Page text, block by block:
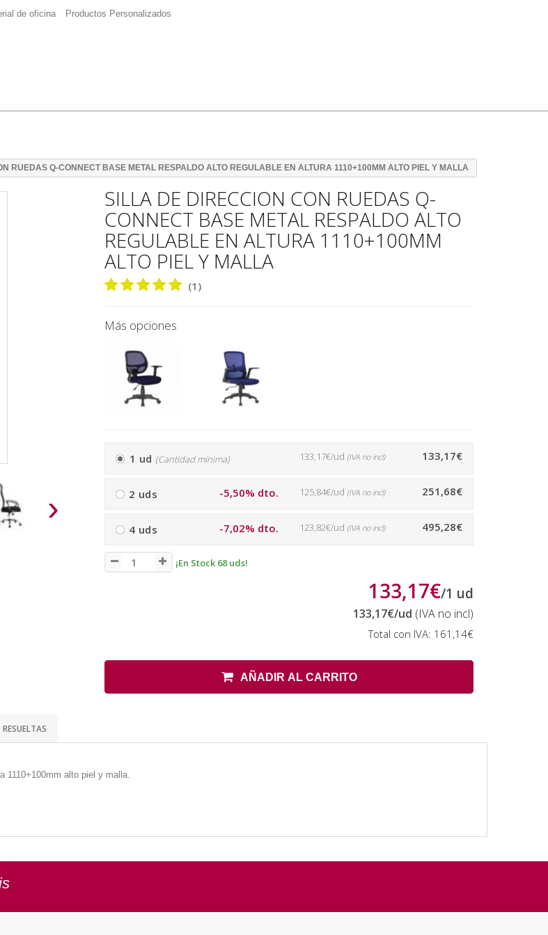
de oficina Productos Personalizados
RUEDAS Q-CONNECT BASE METAL RESPALDO ALTO REGULABLE EN ALTURA 1110+100MM ALTO PIEL Y MALLA
›
SILLA DE DIRECCION CON RUEDAS Q-
CONNECT BASE METAL RESPALDO ALTO
REGULABLE EN ALTURA 1110+100MM
ALTO PIEL Y MALLA
(1)
Más opciones
1 ud (Cantidad mínima) 133,17€
133,17€/ud (IVA no incl)
2 uds -5,50% dto. 251,68€
125,84€/ud (IVA no incl)
4 uds -7,02% dto. 495,28€
123,82€/ud (IVA no incl)
¡En Stock 68 uds!
133,17€/1 ud
133,17€/ud (IVA no incl)
Total con IVA: 161,14€
AÑADIR AL CARRITO
1110+100mm alto piel y malla.